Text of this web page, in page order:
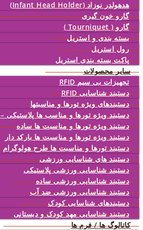
هدهولدر نوزاد (Infant Head Holder)
گارو خون گیری
گارو ( Tourniquet )
بسته بندی و استریل
رول استریل
پاکت بسته بندی استریل
سایر محصولات
تجهیزات بی سیم RFID
دستبند شناسایی RFID
دستبندهای ویژه تورها و مناسبتها
دستبند ویژه تورها و مناسب ها پلاستیکی – EVENT
دستبند ویژه تورها و مناسبت ها ساده
دستبند ویژه تورها و مناسبت ها بارکد دار
دستبند تورها و مناسبت ها طرح هولوگرام
دستبند های شناسایی ورزشی
دستبند شناسایی ورزشی پلاستیکی
دستبند شناسایی ورزشی ساده
دستبند شناسایی ورزشی ضد آب
دستبندهای شناسایی کودک
دستبند شناسایی مهد کودک و دبستانی
کاتالوگ ها / فرم ها